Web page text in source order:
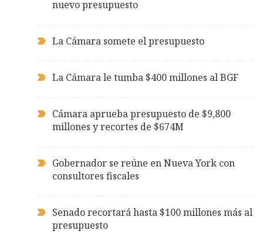
nuevo presupuesto
La Cámara somete el presupuesto
La Cámara le tumba $400 millones al BGF
Cámara aprueba presupuesto de $9,800
millones y recortes de $674M
Gobernador se reúne en Nueva York con
consultores fiscales
Senado recortará hasta $100 millones más al
presupuesto